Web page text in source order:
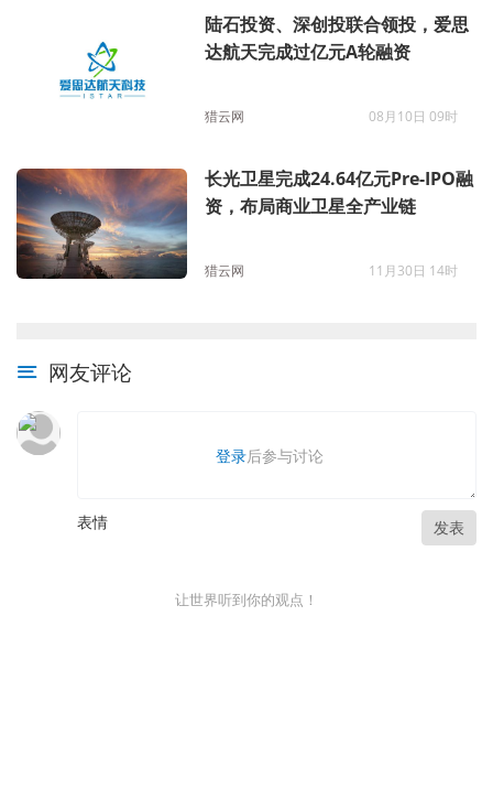
陆石投资、深创投联合领投，爱思
达航天完成过亿元A轮融资
猎云网 08月10日 09时
长光卫星完成24.64亿元Pre-IPO融
资，布局商业卫星全产业链
猎云网 11月30日 14时
网友评论
登录后参与讨论
表情 发表
让世界听到你的观点！